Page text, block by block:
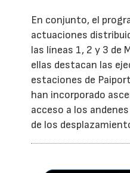
En conjunto, el
actuaciones
las líneas 1, 2 y 3 de
ellas destacan las
estaciones de
han incorporado
acceso a los
de los